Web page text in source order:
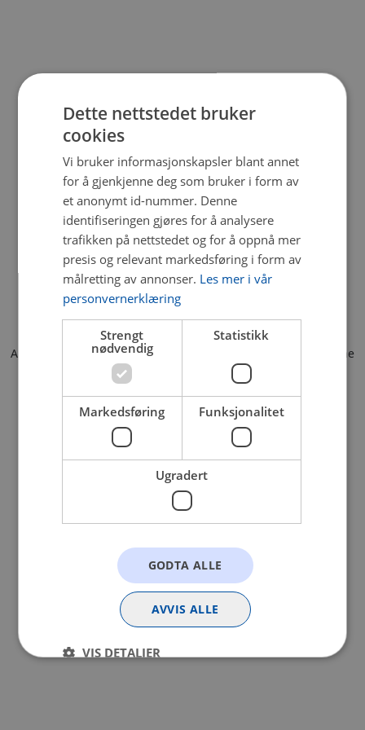
Application error: a client-side exception has occurred (see the
browser console for more information).
Dette nettstedet bruker
cookies
Vi bruker informasjonskapsler blant annet
for å gjenkjenne deg som bruker i form av
et anonymt id-nummer. Denne
identifiseringen gjøres for å analysere
trafikken på nettstedet og for å oppnå mer
presis og relevant markedsføring i form av
målretting av annonser. Les mer i vår
personvernerklæring
Strengt
nødvendig
Statistikk
Markedsføring Funksjonalitet
Ugradert
GODTA ALLE
AVVIS ALLE
VIS DETALJER